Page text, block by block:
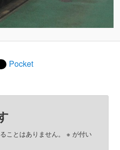
Pocket
ことはありません。 ※ が付い